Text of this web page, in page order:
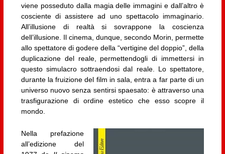
viene posseduto dalla magia delle immagini e dall’altro è
cosciente di assistere ad uno spettacolo immaginario.
All’illusione di realtà si sovrappone la coscienza
dell’illusione. Il cinema, dunque, secondo Morin, permette
allo spettatore di godere della “vertigine del doppio”, della
duplicazione del reale, permettendogli di immettersi in
questo simulacro sottraendosi dal reale. Lo spettatore,
durante la fruizione del film in sala, entra a far parte di un
universo nuovo senza sentirsi spaesato: è attraverso una
trasfigurazione di ordine estetico che esso scopre il
mondo.
Nella prefazione
all’edizione del